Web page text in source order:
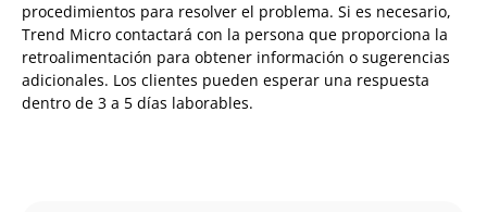
procedimientos para resolver el problema. Si es necesario,
Trend Micro contactará con la persona que proporciona la
retroalimentación para obtener información o sugerencias
adicionales. Los clientes pueden esperar una respuesta
dentro de 3 a 5 días laborables.